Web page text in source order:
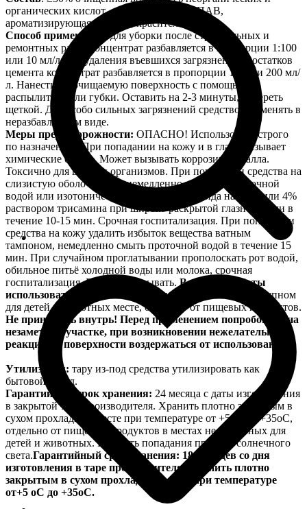
органических кислот, < 5 неионогенное ПАВ,
ароматизирующая добавка, краситель.
Способ применения:для уборки после строительных и
ремонтных работ концентрат разбавляется в пропорции 1:100
или 10 мл/л; для удаления въевшихся загрязнений и остатков
цемента концентрат разбавляется в пропорции 1:5 или 200 мл/
л. Нанести на очищаемую поверхность с помощью
распылителя или губки. Оставить на 2-3 минуты, потереть
щеткой. Для особо сильных загрязнений средство применять в
неразбавленном виде.
Меры предосторожности: ОПАСНО! Использовать строго
по назначению. При попадании на кожу и в глаза вызывает
химические ожоги. Может вызывать коррозию металла.
Токсично для водных организмов. При попадании средства на
слизистую оболочку глаз немедленно промыть проточной
водой или изотоническим раствором хлорида натрия, или 4%
раствором трисамина при широко раскрытой глазной щели в
течение 10-15 мин. Срочная госпитализация. При попадании
средства на кожу удалить избыток вещества ватным
тампоном, немедленно смыть проточной водой в течение 15
мин. При случайном проглатывании прополоскать рот водой,
обильное питьё холодной воды или молока, срочная
госпитализация. Рвоту не вызывать. Во время работы
использовать резиновые перчатки!
Хранить в недоступном
для детей и животных месте, отдельно от пищевых продуктов.
Не принимать внутрь! Перед применением попробовать на
незаметном участке, при возникновении нежелательной
реакции на поверхности воздержаться от использования.
Утилизация: тару из-под средства утилизировать как
бытовой отход.
Гарантийный срок хранения: 24 месяца с даты изготовления
в закрытой таре производителя. Хранить плотно закрытым в
сухом прохладном месте при температуре от +5оС до +35оС,
отдельно от пищевых продуктов в местах недоступных для
детей и животных. Избегать попадания прямого солнечного
света.Гарантийный срок хранения: 18 месяцев со дня
изготовления в таре производителя. Хранить плотно
закрытым в сухом прохладном месте при температуре
от+5 оС до +35оС.